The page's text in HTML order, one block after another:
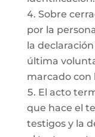
Sobre
por la
la
última
marcado con
El acto
que hace el
testigos y la